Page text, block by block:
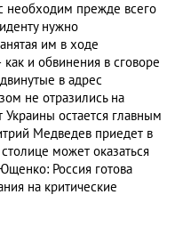
необходим прежде всего
нужно
им в ходе
и обвинения в сговоре
в адрес
не отразились на
остается главным
Медведев приедет в
может оказаться
Россия готова
на критические